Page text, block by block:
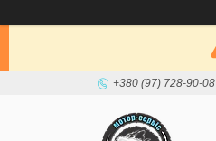
+380 (97) 728-90-08